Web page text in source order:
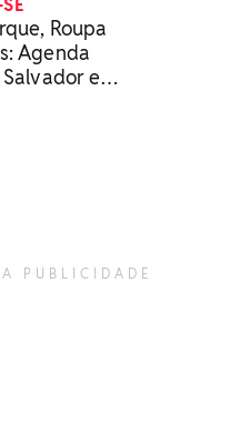
Roupa
Agenda
e
PUBLICIDADE